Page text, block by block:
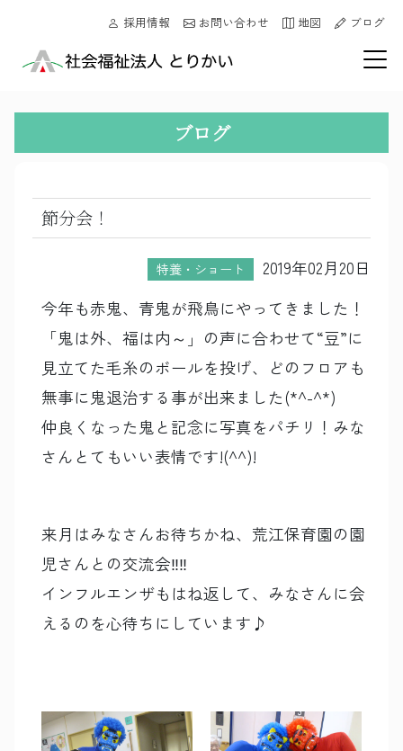
採用情報 お問い合わせ 地図 ブログ
ブログ
節分会！
特養・ショート
2019年02月20日
今年も赤鬼、青鬼が飛鳥にやってきました！
「鬼は外、福は内～」の声に合わせて“豆”に
見立てた毛糸のボールを投げ、どのフロアも
無事に鬼退治する事が出来ました(*^-^*)
仲良くなった鬼と記念に写真をパチリ！みな
さんとてもいい表情です!(^^)!
来月はみなさんお待ちかね、荒江保育園の園
児さんとの交流会‼‼
インフルエンザもはね返して、みなさんに会
えるのを心待ちにしています♪